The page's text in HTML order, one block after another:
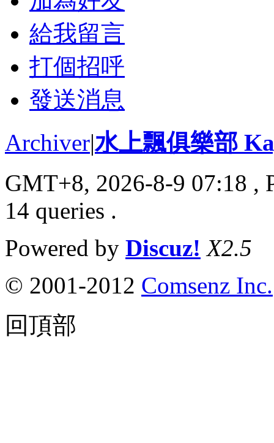
給我留言
打個招呼
發送消息
Archiver|水上飄俱樂部
GMT+8, 2026-8-9 07:18 ,
14 queries .
Powered by Discuz! X2.5
© 2001-2012 Comsenz Inc.
回頂部